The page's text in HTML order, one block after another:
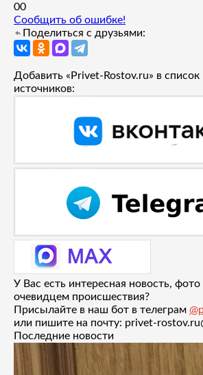
00
Сообщить об ошибке!
Поделиться с друзьями:
Добавить «Privet-Rostov.ru» в
источников:
У Вас есть интересная новость,
очевидцем происшествия?
Присылайте в наш бот в телеграм
или пишите на почту: privet-
Последние новости